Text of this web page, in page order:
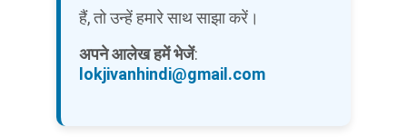
हैं, तो उन्हें हमारे साथ साझा करें।
अपने आलेख हमें भेजें:
lokjivanhindi@gmail.com